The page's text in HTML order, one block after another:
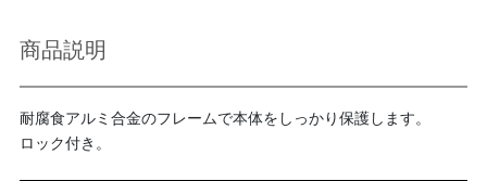
商品説明
耐腐食アルミ合金のフレームで本体をしっかり保護します。
ロック付き。